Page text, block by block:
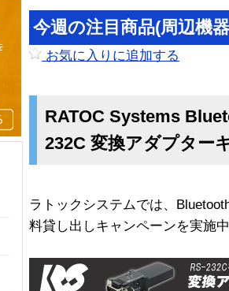
今週の注目商品(周辺機
お気に入りに追加する
RATOC Systems
232C 変換アダプター
ラトックシステムでは、
料貸し出しキャンペーンを実施